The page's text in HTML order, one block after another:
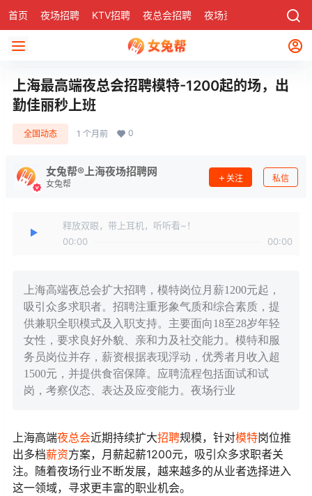
首页 夜场招聘 KTV招聘 夜总会招聘 夜场资讯 社区
上海最高端夜总会招聘模特-1200起的场，出
勤佳丽秒上班
全国动态 1 个月前 0
女兔帮®上海夜场招聘网
女兔帮
关注 私信
释放双眼，带上耳机，听听看~！
00:00
00:00
上海高端夜总会扩大招聘，模特岗位月薪1200元起，
吸引众多求职者。招聘注重形象气质和综合素质，提
供兼职全职模式及入职支持。主要面向18至28岁年轻
女性，要求良好外貌、亲和力及社交能力。模特和服
务员岗位并存，薪资根据表现浮动，优秀者月收入超
1500元，并提供食宿保障。应聘流程包括面试和试
岗，考察仪态、表达及应变能力。夜场行业
上海高端夜总会近期持续扩大招聘规模，针对模特岗位推
出多档薪资方案，月薪起薪1200元，吸引众多求职者关
注。随着夜场行业不断发展，越来越多的从业者选择进入
这一领域，寻求更丰富的职业机会。